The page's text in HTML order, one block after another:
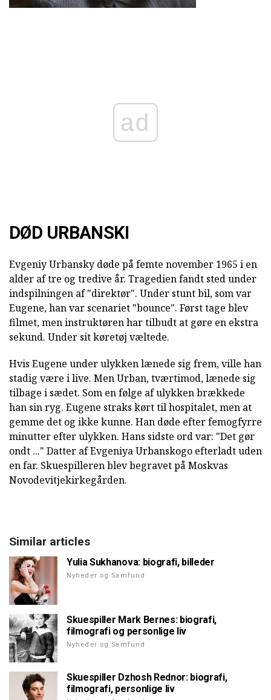
ad
DØD URBANSKI
Evgeniy Urbansky døde på femte november 1965 i en
alder af tre og tredive år. Tragedien fandt sted under
indspilningen af "direktør". Under stunt bil, som var
Eugene, han var scenariet "bounce". Først tage blev
filmet, men instruktøren har tilbudt at gøre en ekstra
sekund. Under sit køretøj væltede.
Hvis Eugene under ulykken lænede sig frem, ville han
stadig være i live. Men Urban, tværtimod, lænede sig
tilbage i sædet. Som en følge af ulykken brækkede
han sin ryg. Eugene straks kørt til hospitalet, men at
gemme det og ikke kunne. Han døde efter femogfyrre
minutter efter ulykken. Hans sidste ord var: "Det gør
ondt ..." Datter af Evgeniya Urbanskogo efterladt uden
en far. Skuespilleren blev begravet på Moskvas
Novodevitjekirkegården.
Similar articles
Yulia Sukhanova: biografi, billeder
Nyheder og Samfund
Skuespiller Mark Bernes: biografi,
filmografi og personlige liv
Nyheder og Samfund
Skuespiller Dzhosh Rednor: biografi,
filmografi, personlige liv